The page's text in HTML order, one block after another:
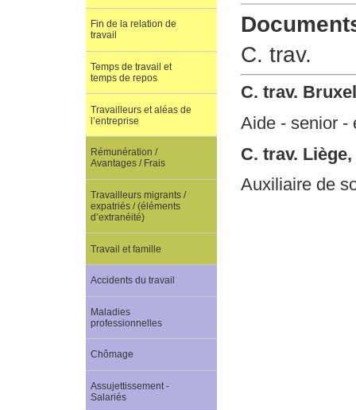
C. trav.
C. trav.
Aide - senior -
C. trav.
Auxiliaire de
Fin de la relation de
travail
Temps de travail et
temps de repos
Travailleurs et aléas de
l’entreprise
Rémunération /
Avantages / Frais
Travailleurs migrants /
expatriés / (éléments
d’extranéité)
Travail et famille
Accidents du travail
Maladies
professionnelles
Chômage
Assujettissement -
Salariés